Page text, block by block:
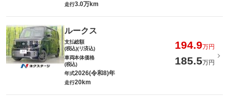
走行3.0万km
ルークス
支払総額
(税込)(リ済込)
194.9万円
車両本体価格
(税込)
185.5万円
年式2026(令和8)年
走行20km